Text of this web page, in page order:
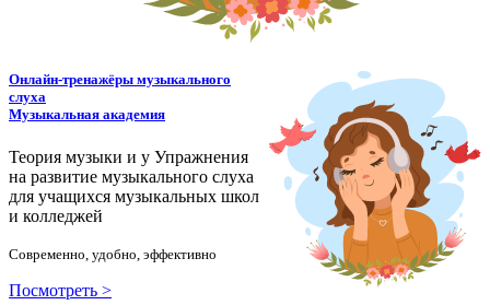
Онлайн-тренажёры музыкального
слуха
Музыкальная академия
Теория музыки и у Упражнения
на развитие музыкального слуха
для учащихся музыкальных школ
и колледжей
Современно, удобно, эффективно
Посмотреть >